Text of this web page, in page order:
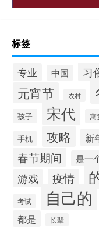
标签
专业 中国 习
元宵节 农村
孩子 宋代 寓
手机 攻略 新
春节期间 是一
游戏 疫情
考试
自己的
都是 长辈